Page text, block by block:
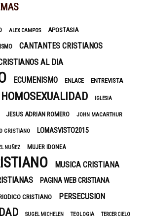
ALEX CAMPOS APOSTASIA
CANTANTES CRISTIANOS
AL DIA
ECUMENISMO ENLACE ENTREVISTA
HOMOSEXUALIDAD IGLESIA
JESUS ADRIAN ROMERO JOHN MACARTHUR
CRISTIANO LOMASVISTO2015
NUÑEZ MUJER IDONEA
MUSICA CRISTIANA
PAGINA WEB CRISTIANA
CRISTIANO PERSECUSION
SUGEL MICHELEN TEOLOGIA TERCER CIELO